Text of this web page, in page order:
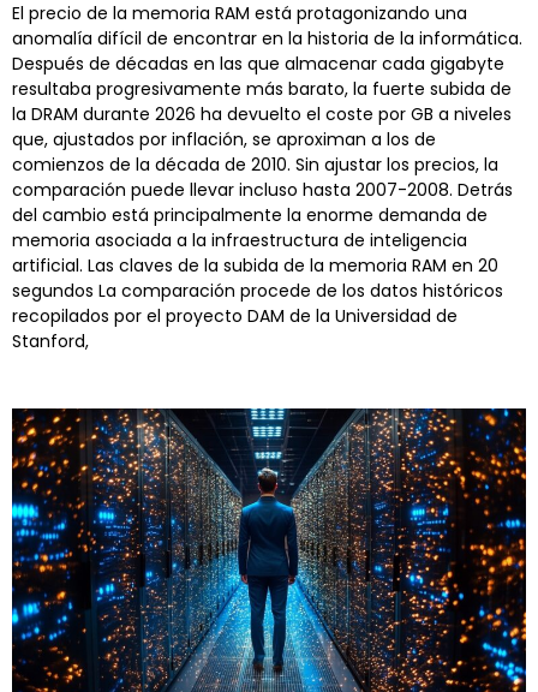
El precio de la memoria RAM está protagonizando una
anomalía difícil de encontrar en la historia de la informática.
Después de décadas en las que almacenar cada gigabyte
resultaba progresivamente más barato, la fuerte subida de
la DRAM durante 2026 ha devuelto el coste por GB a niveles
que, ajustados por inflación, se aproximan a los de
comienzos de la década de 2010. Sin ajustar los precios, la
comparación puede llevar incluso hasta 2007-2008. Detrás
del cambio está principalmente la enorme demanda de
memoria asociada a la infraestructura de inteligencia
artificial. Las claves de la subida de la memoria RAM en 20
segundos La comparación procede de los datos históricos
recopilados por el proyecto DAM de la Universidad de
Stanford,